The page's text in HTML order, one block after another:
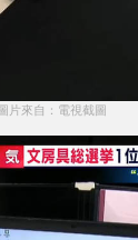
圖片來自：電視截圖